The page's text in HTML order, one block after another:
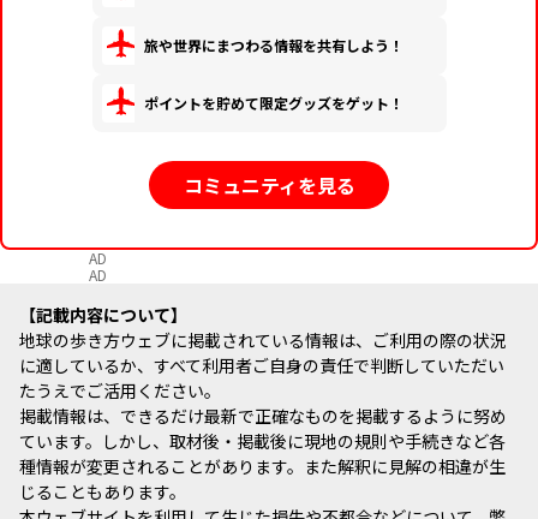
旅や世界にまつわる情報を共有しよう！
ポイントを貯めて限定グッズをゲット！
コミュニティを見る
AD
AD
記載内容について
地球の歩き方ウェブに掲載されている情報は、ご利用の際の状況
に適しているか、すべて利用者ご自身の責任で判断していただい
たうえでご活用ください。
掲載情報は、できるだけ最新で正確なものを掲載するように努め
ています。しかし、取材後・掲載後に現地の規則や手続きなど各
種情報が変更されることがあります。また解釈に見解の相違が生
じることもあります。